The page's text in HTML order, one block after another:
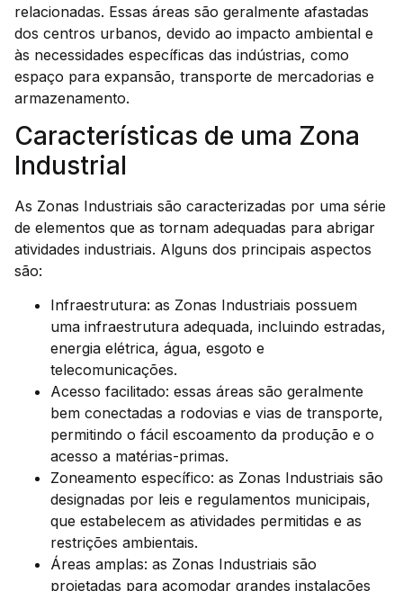
relacionadas. Essas áreas são geralmente afastadas
dos centros urbanos, devido ao impacto ambiental e
às necessidades específicas das indústrias, como
espaço para expansão, transporte de mercadorias e
armazenamento.
Características de uma Zona
Industrial
As Zonas Industriais são caracterizadas por uma série
de elementos que as tornam adequadas para abrigar
atividades industriais. Alguns dos principais aspectos
são:
Infraestrutura: as Zonas Industriais possuem
uma infraestrutura adequada, incluindo estradas,
energia elétrica, água, esgoto e
telecomunicações.
Acesso facilitado: essas áreas são geralmente
bem conectadas a rodovias e vias de transporte,
permitindo o fácil escoamento da produção e o
acesso a matérias-primas.
Zoneamento específico: as Zonas Industriais são
designadas por leis e regulamentos municipais,
que estabelecem as atividades permitidas e as
restrições ambientais.
Áreas amplas: as Zonas Industriais são
projetadas para acomodar grandes instalações